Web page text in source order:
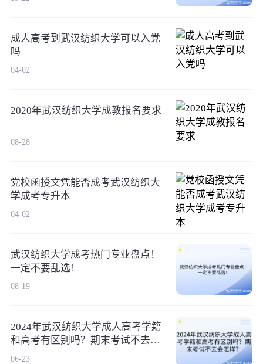
成人高考到武汉纺织大学可以入党
吗
04-02
2020年武汉纺织大学成教报名要求
08-28
党校函授文凭能否成考武汉纺织大
学成考专升本
04-02
武汉纺织大学成考热门专业盘点！
一定不要乱选！
08-19
2024年武汉纺织大学成人高考学籍
和高考有区别吗？期末考试不去会
怎样？
06-23